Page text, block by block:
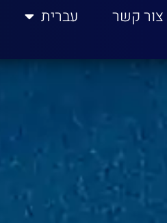
צור קשר עברית